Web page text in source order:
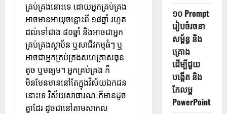
គ្រប់គ្រងនោះទេ ដោយអ្នកគ្រប់គ្រង
អាចមានអាយុចន្លោះពី ១៨ឆ្នាំ រហូត
ដល់ទៅជាង ៨០ឆ្នាំ និងអាចជាអ្នក
គ្រប់គ្រងស្ថាប័ន ឬសាជីវកម្មធំៗ ឬ
អាចជាអ្នកគ្រប់គ្រងសហគ្រាសធុន
តូច ឬមធ្យម។ អ្នកគ្រប់គ្រង ក៏
មិនមែនមាននៅតែក្នុងវិស័យឯកជន
នោះទេ វិស័យសាធារណៈក៏មានដូច
គ្នាដែរ ដូចជានៅតាមសាកល
១០ Prompt
រៀបចំរចនា
សម្ព័ន្ធ និង
គ្រោង
ដើម្បីជួយ
បង្កើត និង
កែលម្អ
PowerPoint